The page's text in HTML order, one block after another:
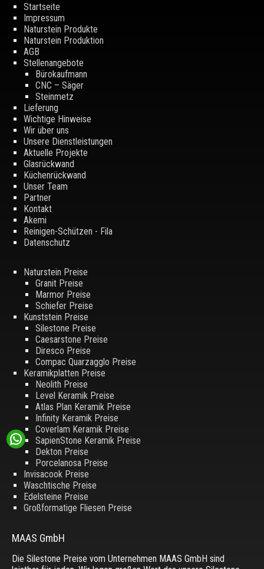
Startseite
Impressum
Naturstein Produkte
Naturstein Produktion
AGB
Stellenangebote
Bürokaufmann
CNC – Säger
Steinmetz
Lieferung
Wichtige Hinweise
Wir über uns
Unsere Dienstleistungen
Aktuelle Projekte
Glasrückwand
Küchenrückwand
Unser Team
Partner
Kontakt
Akemi
Reinigen-Schützen - Fila
Datenschutz
Naturstein Preise
Granit Preise
Marmor Preise
Schiefer Preise
Kunststein Preise
Silestone Preise
Caesarstone Preise
Diresco Preise
Compac Quarzagglo Preise
Keramikplatten Preise
Neolith Preise
Level Keramik Preise
Atlas Plan Keramik Preise
Infinity Keramik Preise
Coverlam Keramik Preise
SapienStone Keramik Preise
Dekton Preise
Porcelanosa Preise
Invisacook Preise
Waschtische Preise
Edelsteine Preise
Großformatige Fliesen Preise
MAAS GmbH
Die Silestone Preise vom Unternehmen MAAS GmbH sind